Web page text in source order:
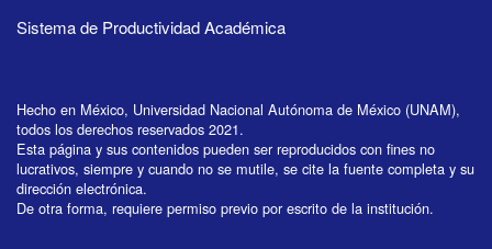
Sistema de Productividad Académica
Hecho en México, Universidad Nacional Autónoma de México (UNAM),
todos los derechos reservados 2021.
Esta página y sus contenidos pueden ser reproducidos con fines no
lucrativos, siempre y cuando no se mutile, se cite la fuente completa y su
dirección electrónica.
De otra forma, requiere permiso previo por escrito de la institución.